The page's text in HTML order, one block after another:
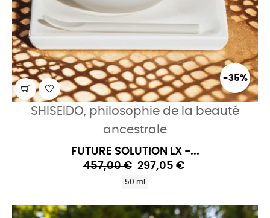
-35%
SHISEIDO, philosophie de la beauté
ancestrale
FUTURE SOLUTION LX -...
457,00 € 297,05 €
50 ml